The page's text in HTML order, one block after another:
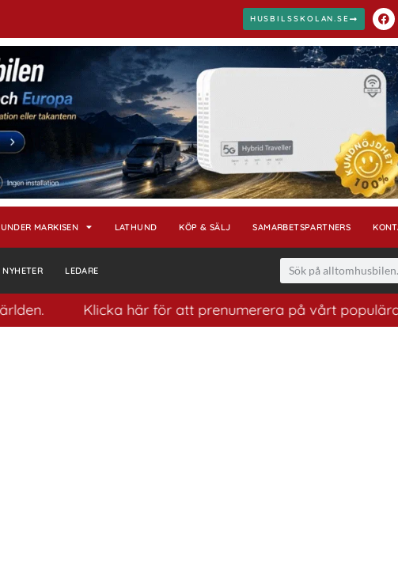
HUSBILSSKOLAN.SE
UNDER MARKISEN LATHUND KÖP & SÄLJ SAMARBETSPARTNERS
NYHETER LEDARE
Klicka här för att prenumerera på vårt populära